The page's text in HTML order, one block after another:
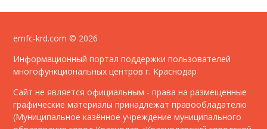
emfc-krd.com © 2026
Информационный портал поддержки пользователей
многофункциональных центров г. Краснодар
Сайт не является официальным - права на размещенные
графические материалы принадлежат правообладателю
(Муниципальное казённое учреждение муниципального